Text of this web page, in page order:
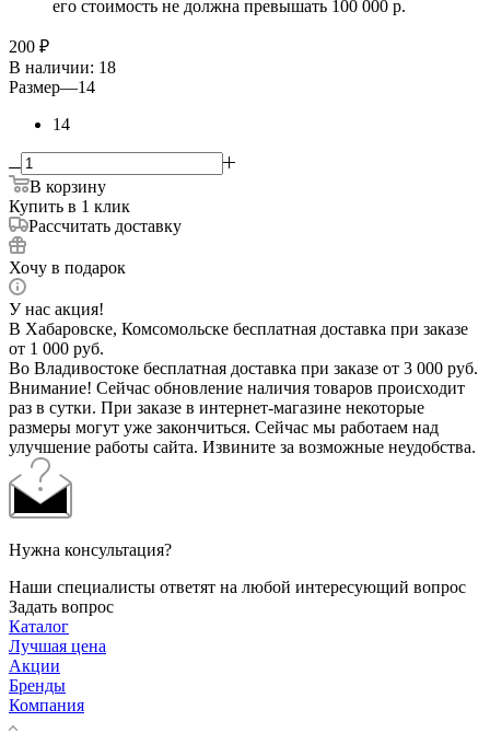
его стоимость не должна превышать 100 000 р.
200 ₽
В наличии: 18
Размер—14
14
В корзину
Купить в 1 клик
Рассчитать доставку
Хочу в подарок
У нас акция!
В Хабаровске, Комсомольске бесплатная доставка при заказе
от 1 000 руб.
Во Владивостоке бесплатная доставка при заказе от 3 000 руб.
Внимание! Сейчас обновление наличия товаров происходит
раз в сутки. При заказе в интернет-магазине некоторые
размеры могут уже закончиться. Сейчас мы работаем над
улучшение работы сайта. Извините за возможные неудобства.
Нужна консультация?
Наши специалисты ответят на любой интересующий вопрос
Задать вопрос
Каталог
Лучшая цена
Акции
Бренды
Компания